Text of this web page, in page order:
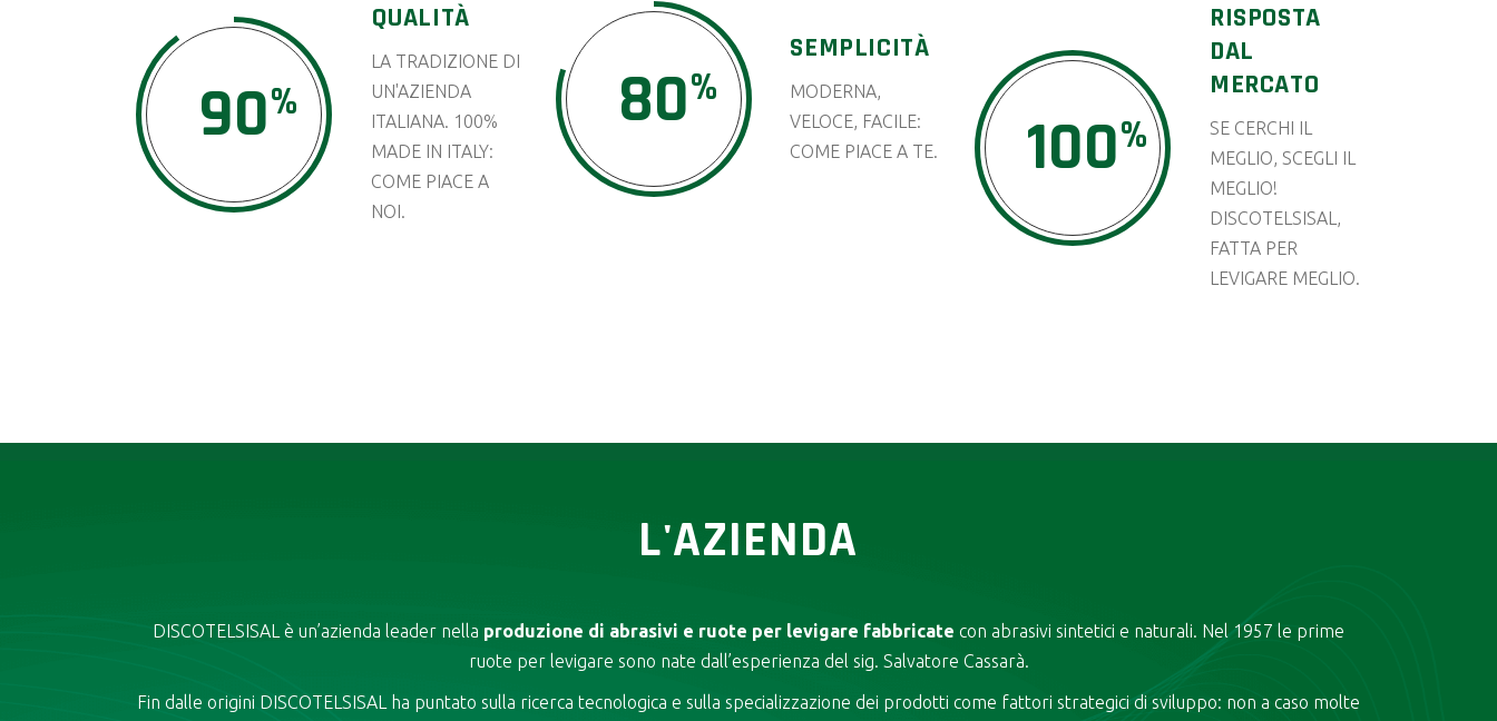
90
QUALITÀ
LA TRADIZIONE DI
UN'AZIENDA
ITALIANA. 100%
MADE IN ITALY:
COME PIACE A
NOI.
80
SEMPLICITÀ
MODERNA,
VELOCE, FACILE:
COME PIACE A TE.
100
RISPOSTA
DAL
MERCATO
SE CERCHI IL
MEGLIO, SCEGLI IL
MEGLIO!
DISCOTELSISAL,
FATTA PER
LEVIGARE MEGLIO.
L'AZIENDA
DISCOTELSISAL è un’azienda leader nella produzione di abrasivi e ruote per levigare fabbricate con abrasivi sintetici e naturali. Nel 1957 le prime
ruote per levigare sono nate dall’esperienza del sig. Salvatore Cassarà.
Fin dalle origini DISCOTELSISAL ha puntato sulla ricerca tecnologica e sulla specializzazione dei prodotti come fattori strategici di sviluppo: non a caso molte